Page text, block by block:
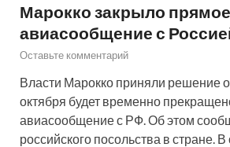
Марокко закрыло прямое
авиасообщение с
Оставьте комментарий
Власти Марокко приняли решение о
октября будет временно
авиасообщение с РФ. Об этом
российского посольства в стране.